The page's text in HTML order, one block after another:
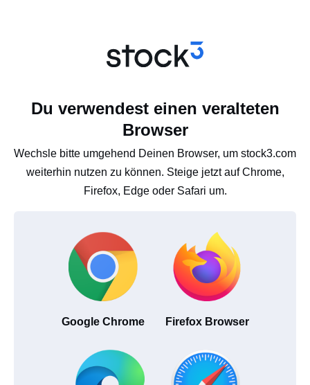
Du verwendest einen veralteten
Browser
Wechsle bitte umgehend Deinen Browser, um stock3.com
weiterhin nutzen zu können. Steige jetzt auf Chrome,
Firefox, Edge oder Safari um.
Google Chrome Firefox Browser